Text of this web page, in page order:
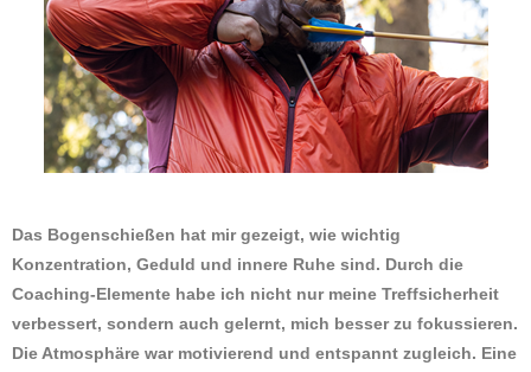
Das Bogenschießen hat mir gezeigt, wie wichtig
Konzentration, Geduld und innere Ruhe sind. Durch die
Coaching-Elemente habe ich nicht nur meine Treffsicherheit
verbessert, sondern auch gelernt, mich besser zu fokussieren.
Die Atmosphäre war motivierend und entspannt zugleich. Eine